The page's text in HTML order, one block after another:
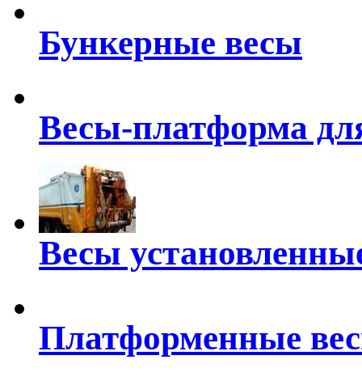
Бункерные весы
Весы-платформа
Весы
Платформенные